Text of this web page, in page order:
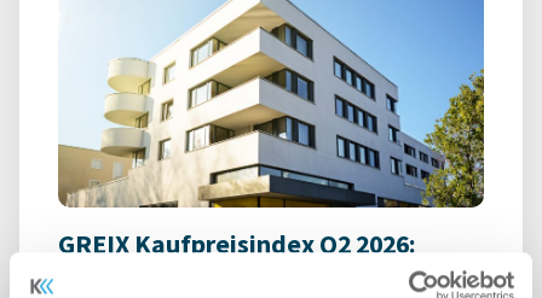
GREIX Kaufpreisindex Q2 2026:
Preisanstieg verliert an Schwung,